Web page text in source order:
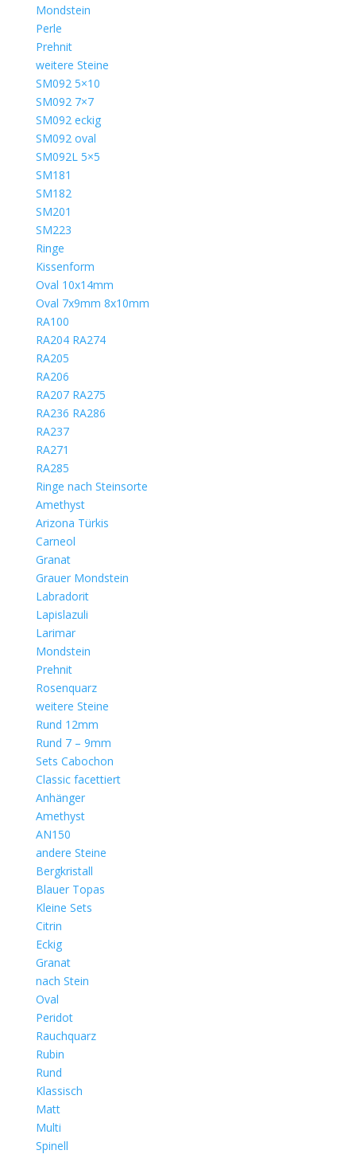
Mondstein
Perle
Prehnit
weitere Steine
SM092 5×10
SM092 7×7
SM092 eckig
SM092 oval
SM092L 5×5
SM181
SM182
SM201
SM223
Ringe
Kissenform
Oval 10x14mm
Oval 7x9mm 8x10mm
RA100
RA204 RA274
RA205
RA206
RA207 RA275
RA236 RA286
RA237
RA271
RA285
Ringe nach Steinsorte
Amethyst
Arizona Türkis
Carneol
Granat
Grauer Mondstein
Labradorit
Lapislazuli
Larimar
Mondstein
Prehnit
Rosenquarz
weitere Steine
Rund 12mm
Rund 7 – 9mm
Sets Cabochon
Classic facettiert
Anhänger
Amethyst
AN150
andere Steine
Bergkristall
Blauer Topas
Kleine Sets
Citrin
Eckig
Granat
nach Stein
Oval
Peridot
Rauchquarz
Rubin
Rund
Klassisch
Matt
Multi
Spinell